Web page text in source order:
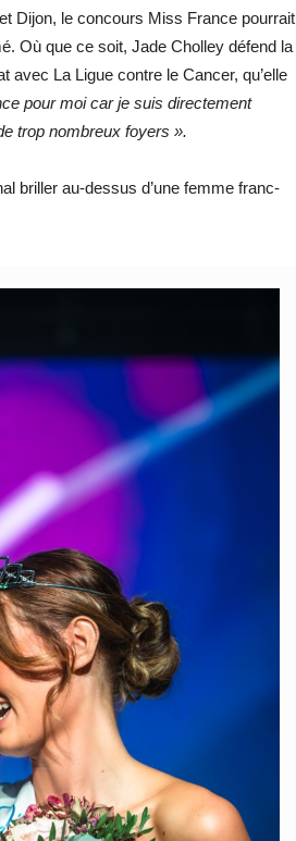
Dijon, le concours Miss France pourrait
Où que ce soit, Jade Cholley défend la
avec La Ligue contre le Cancer, qu’elle
pour moi car je suis directement
trop nombreux foyers ».
briller au-dessus d’une femme franc-